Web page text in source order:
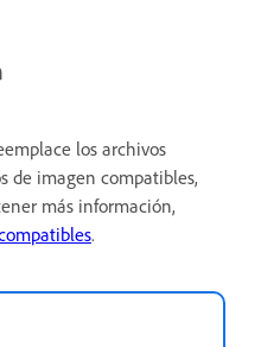
los archivos
de imagen compatibles,
más información,
.